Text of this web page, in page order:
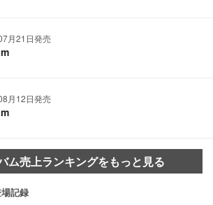
月21日発売
月12日発売
ム売上ランキングをもっと見る
記録